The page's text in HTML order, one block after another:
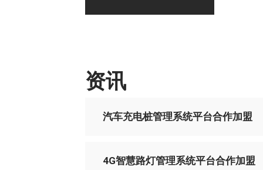
资讯
汽车充电桩管理系统平台合作加盟
4G智慧路灯管理系统平台合作加盟